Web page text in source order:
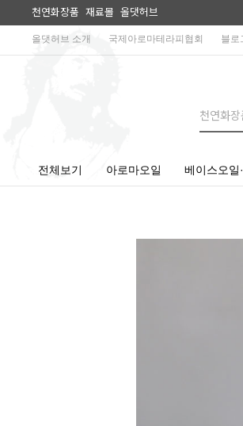
천연화장품 재료몰 올댓허브
올댓허브 소개 국제아로마테라피협회 블로
전체보기 아로마오일 베이스오일